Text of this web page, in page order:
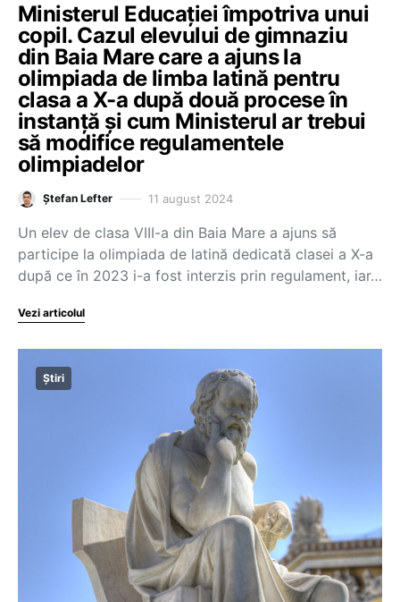
Ministerul Educației împotriva unui
copil. Cazul elevului de gimnaziu
din Baia Mare care a ajuns la
olimpiada de limba latină pentru
clasa a X-a după două procese în
instanță și cum Ministerul ar trebui
să modifice regulamentele
olimpiadelor
Ștefan Lefter 11 august 2024
Un elev de clasa VIII-a din Baia Mare a ajuns să
participe la olimpiada de latină dedicată clasei a X-a
după ce în 2023 i-a fost interzis prin regulament, iar…
Vezi articolul
Știri